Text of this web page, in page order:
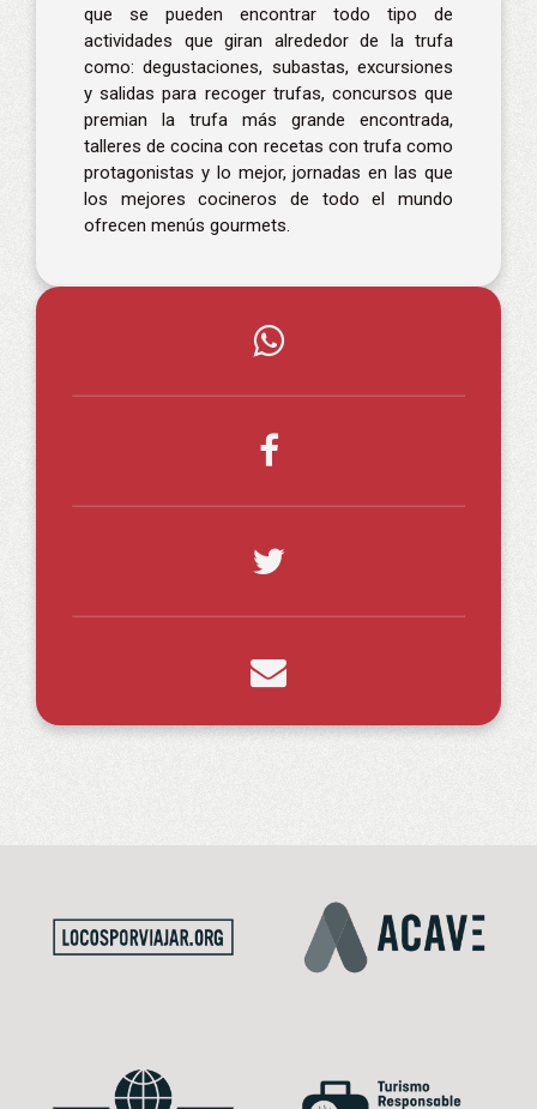
que se pueden encontrar todo tipo de
actividades que giran alrededor de la trufa
como: degustaciones, subastas, excursiones
y salidas para recoger trufas, concursos que
premian la trufa más grande encontrada,
talleres de cocina con recetas con trufa como
protagonistas y lo mejor, jornadas en las que
los mejores cocineros de todo el mundo
ofrecen menús gourmets.